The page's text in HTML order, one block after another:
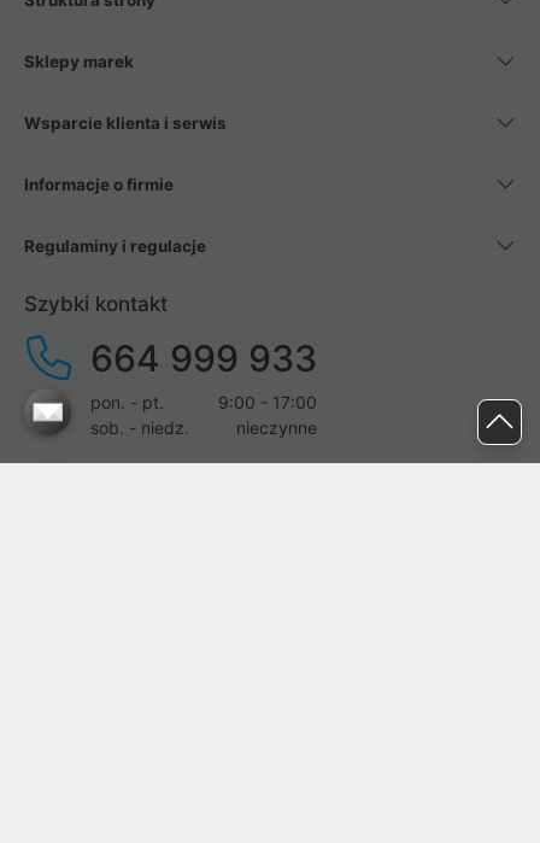
Sklepy marek
Wsparcie klienta i serwis
Informacje o firmie
Regulaminy i regulacje
Szybki kontakt
664 999 933
pon. - pt.
9:00 - 17:00
sob. - niedz.
nieczynne